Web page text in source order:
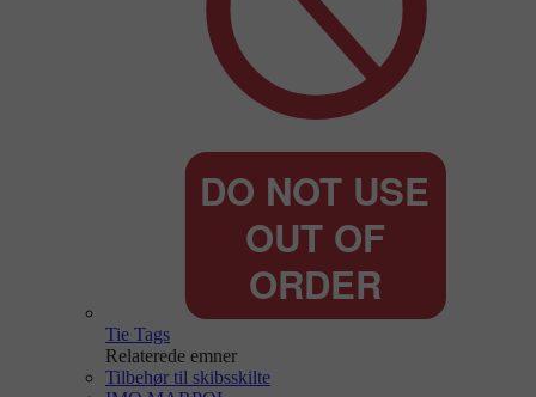
Tie Tags
Relaterede emner
Tilbehør til skibsskilte